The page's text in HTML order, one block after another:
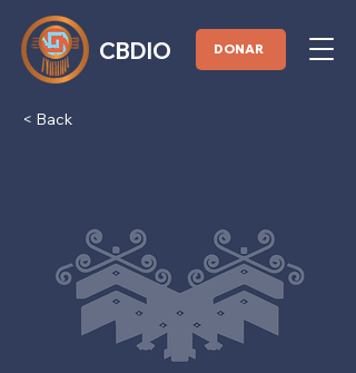
DONAR
CBDIO
< Back